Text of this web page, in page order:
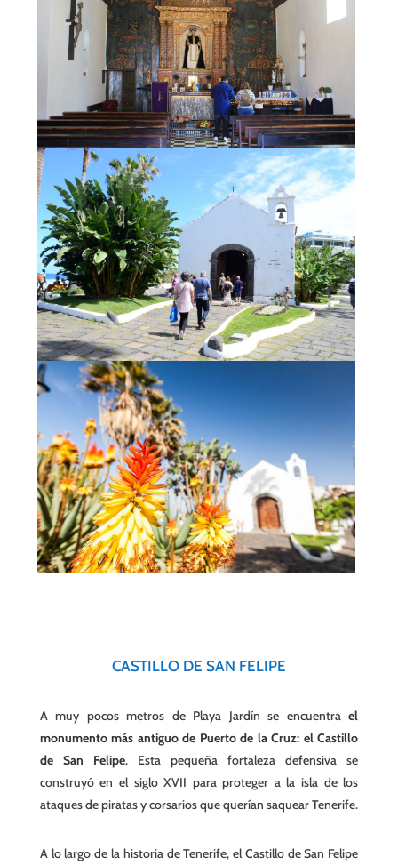
CASTILLO DE SAN FELIPE
A muy pocos metros de Playa Jardín se encuentrael
monumento más antiguo de Puerto de la Cruz: el Castillo
de San Felipe.Esta pequeña fortaleza defensiva se
construyó en el siglo XVII para proteger a la isla de los
ataques de piratas y corsarios que querían saquear Tenerife.
A lo largo de la historia de Tenerife, el Castillo de San Felipe